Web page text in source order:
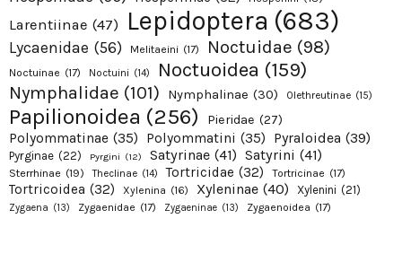
Larentiinae (47) Lepidoptera (683)
Lycaenidae (56) Melitaeini (17) Noctuidae (98)
Noctuinae (17) Noctuini (14) Noctuoidea (159)
Nymphalidae (101) Nymphalinae (30) Olethreutinae (15)
Papilionoidea (256) Pieridae (27)
Polyommatinae (35) Polyommatini (35) Pyraloidea (39)
Pyrginae (22) Pyrgini (12) Satyrinae (41) Satyrini (41)
Sterrhinae (19) Theclinae (14) Tortricidae (32) Tortricinae (17)
Tortricoidea (32) Xylenina (16) Xyleninae (40) Xylenini (21)
Zygaena (13) Zygaenidae (17) Zygaeninae (13) Zygaenoidea (17)